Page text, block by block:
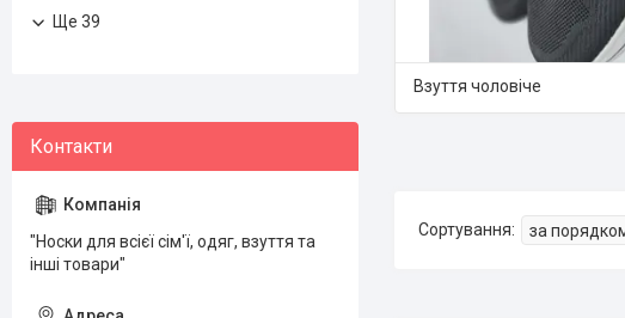
Взуття чоловіче
Ще 39
"Носки для всієї сім'ї, одяг, взуття та
інші товари"